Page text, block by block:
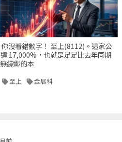
沒看錯數字！ 至上(8112)。這家公
17,000%，也就是足足比去年同期
縹緲的本
至上 金展科